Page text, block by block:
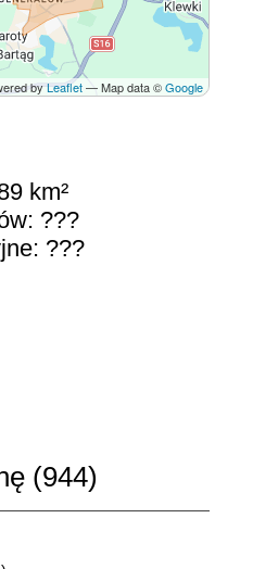
byLeaflet— Map data ©Google
km²
???
???
(944)